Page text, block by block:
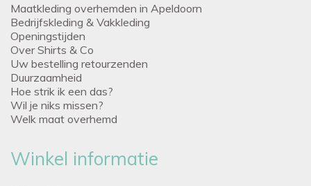
Maatkleding overhemden in Apeldoorn
Bedrijfskleding & Vakkleding
Openingstijden
Over Shirts & Co
Uw bestelling retourzenden
Duurzaamheid
Hoe strik ik een das?
Wil je niks missen?
Welk maat overhemd
Winkel informatie